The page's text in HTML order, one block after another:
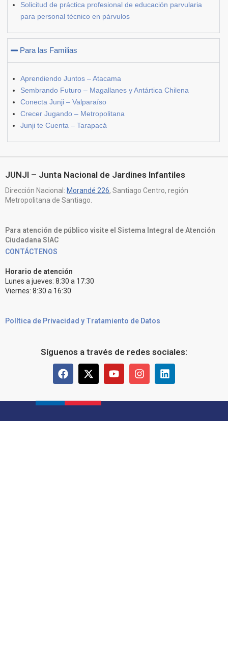
Solicitud de práctica profesional de educación parvularia
para personal técnico en párvulos
Para las Familias
Aprendiendo Juntos – Atacama
Sembrando Futuro – Magallanes y Antártica Chilena
Conecta Junji – Valparaíso
Crecer Jugando – Metropolitana
Junji te Cuenta – Tarapacá
JUNJI – Junta Nacional de Jardines Infantiles
Dirección Nacional: Morandé 226, Santiago Centro, región
Metropolitana de Santiago.
Para atención de público visite el Sistema Integral de Atención
Ciudadana SIAC
CONTÁCTENOS
Horario de atención
Lunes a jueves: 8:30 a 17:30
Viernes: 8:30 a 16:30
Política de Privacidad y Tratamiento de Datos
Síguenos a través de redes sociales: